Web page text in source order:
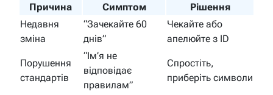
Причина Симптом
Рішення
Недавня
зміна
“Зачекайте 60
днів”
Чекайте або
апелюйте з ID
Порушення
стандартів
“Ім’я не
відповідає
правилам”
Спростіть,
приберіть символи